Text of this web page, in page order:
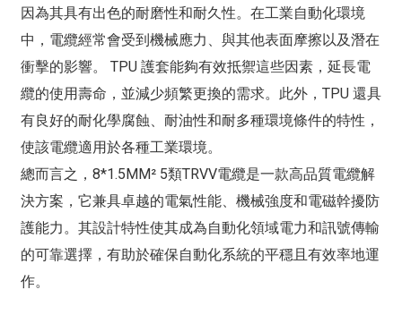
因為其具有出色的耐磨性和耐久性。在工業自動化環境
中，電纜經常會受到機械應力、與其他表面摩擦以及潛在
衝擊的影響。 TPU 護套能夠有效抵禦這些因素，延長電
纜的使用壽命，並減少頻繁更換的需求。此外，TPU 還具
有良好的耐化學腐蝕、耐油性和耐多種環境條件的特性，
使該電纜適用於各種工業環境。
總而言之，8*1.5MM² 5類TRVV電纜是一款高品質電纜解
決方案，它兼具卓越的電氣性能、機械強度和電磁幹擾防
護能力。其設計特性使其成為自動化領域電力和訊號傳輸
的可靠選擇，有助於確保自動化系統的平穩且有效率地運
作。